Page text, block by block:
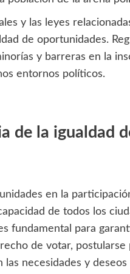
y las leyes
de oportunidades.
y barreras en la
entornos políticos.
de la igualdad
en la
de todos los
fundamental para
de votar,
necesidades y